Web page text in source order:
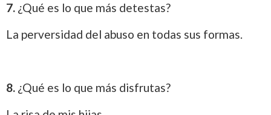
7. ¿Qué es lo que más detestas?
La perversidad del abuso en todas sus formas.
8. ¿Qué es lo que más disfrutas?